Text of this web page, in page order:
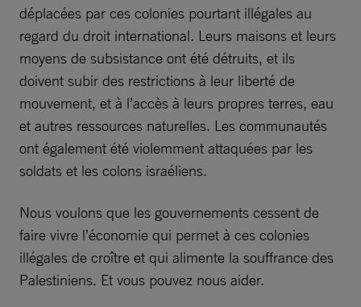
déplacées par ces colonies pourtant illégales au
regard du droit international. Leurs maisons et leurs
moyens de subsistance ont été détruits, et ils
doivent subir des restrictions à leur liberté de
mouvement, et à l’accès à leurs propres terres, eau
et autres ressources naturelles. Les communautés
ont également été violemment attaquées par les
soldats et les colons israéliens.
Nous voulons que les gouvernements cessent de
faire vivre l’économie qui permet à ces colonies
illégales de croître et qui alimente la souffrance des
Palestiniens. Et vous pouvez nous aider.